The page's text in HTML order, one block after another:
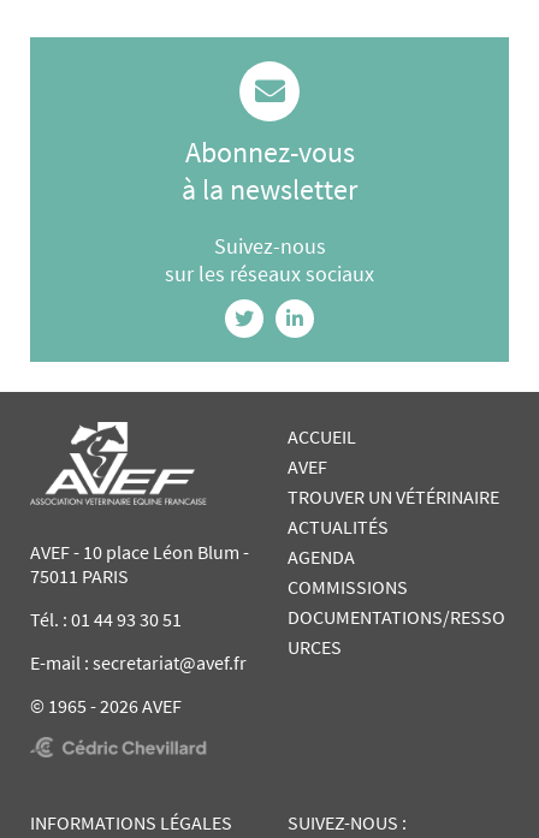
Abonnez-vous
à la newsletter
Suivez-nous
sur les réseaux sociaux
AVEF - 10 place Léon Blum -
75011 PARIS
Tél. : 01 44 93 30 51
E-mail : secretariat@avef.fr
© 1965 - 2026 AVEF
ACCUEIL
AVEF
TROUVER UN VÉTÉRINAIRE
ACTUALITÉS
AGENDA
COMMISSIONS
DOCUMENTATIONS/RESSO
URCES
INFORMATIONS LÉGALES SUIVEZ-NOUS :